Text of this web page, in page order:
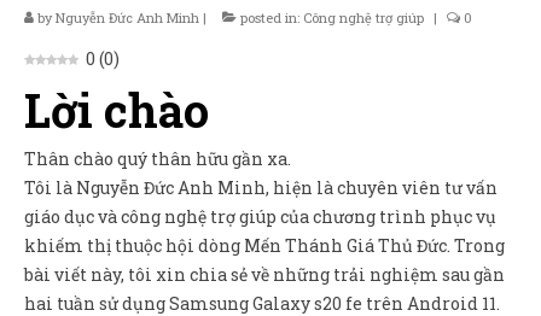
byNguyễn Đức Anh Minh | posted in: Công nghệ trợ giúp | 0
0 (0)
Lời chào
Thân chào quý thân hữu gần xa.
Tôi là Nguyễn Đức Anh Minh, hiện là chuyên viên tư vấn
giáo dục và công nghệ trợ giúp của chương trình phục vụ
khiếm thị thuộc hội dòng Mến Thánh Giá Thủ Đức. Trong
bài viết này, tôi xin chia sẻ về những trải nghiệm sau gần
hai tuần sử dụng Samsung Galaxy s20 fe trên Android 11.